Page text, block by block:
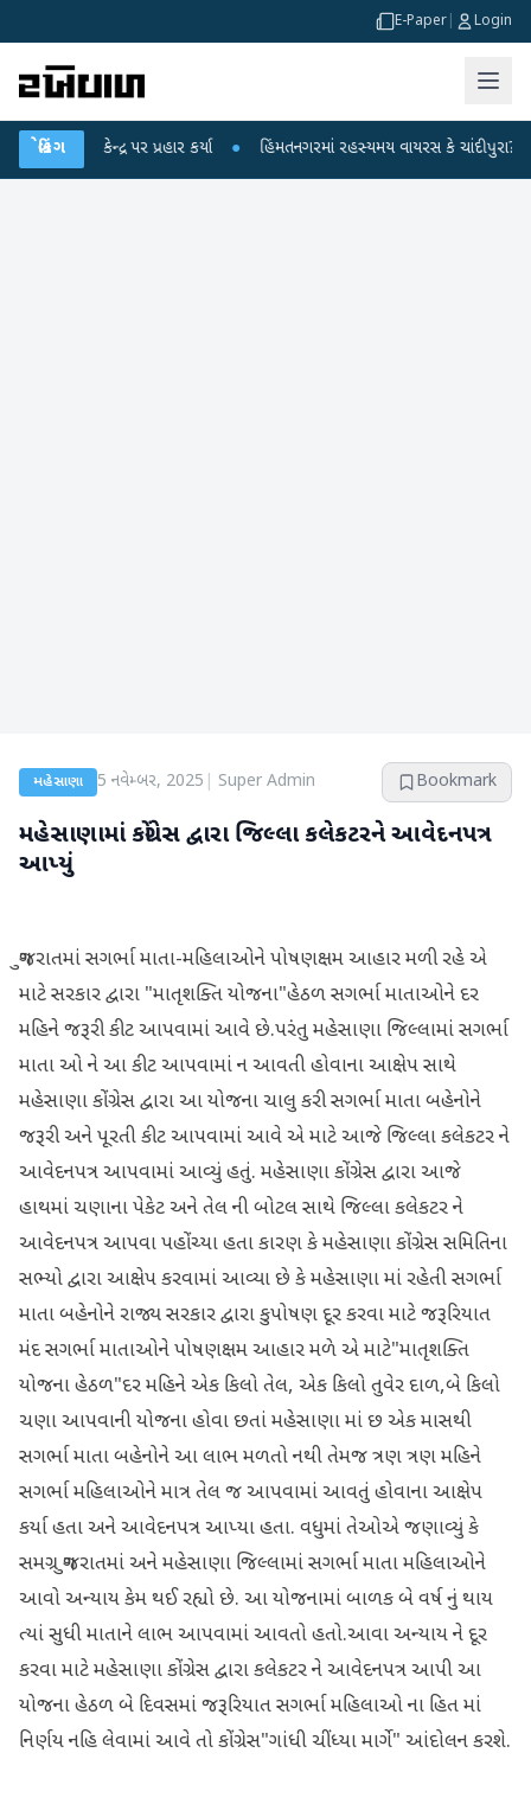
E-Paper Login
બ્રેકિંગ
કેન્દ્ર પર પ્રહાર કર્યા ● હિંમતનગરમાં રહસ્યમય વાયરસ કે ચાંદીપુરા? 6 બાળકોના
મહેસાણા 5 નવેમ્બર, 2025 Super Admin Bookmark
મહેસાણામાં કોંગ્રેસ દ્વારા જિલ્લા કલેકટરને આવેદનપત્ર
આપ્યું
ગુજરાતમાં સગર્ભા માતા-મહિલાઓને પોષણક્ષમ આહાર મળી રહે એ
માટે સરકાર દ્વારા "માતૃશક્તિ યોજના"હેઠળ સગર્ભા માતાઓને દર
મહિને જરૂરી કીટ આપવામાં આવે છે.પરંતુ મહેસાણા જિલ્લામાં સગર્ભા
માતા ઓ ને આ કીટ આપવામાં ન આવતી હોવાના આક્ષેપ સાથે
મહેસાણા કોંગ્રેસ દ્વારા આ યોજના ચાલુ કરી સગર્ભા માતા બહેનોને
જરૂરી અને પૂરતી કીટ આપવામાં આવે એ માટે આજે જિલ્લા કલેકટર ને
આવેદનપત્ર આપવામાં આવ્યું હતું. મહેસાણા કોંગ્રેસ દ્વારા આજે
હાથમાં ચણાના પેકેટ અને તેલ ની બોટલ સાથે જિલ્લા કલેકટર ને
આવેદનપત્ર આપવા પહોંચ્યા હતા કારણ કે મહેસાણા કોંગ્રેસ સમિતિના
સભ્યો દ્વારા આક્ષેપ કરવામાં આવ્યા છે કે મહેસાણા માં રહેતી સગર્ભા
માતા બહેનોને રાજ્ય સરકાર દ્વારા કુપોષણ દૂર કરવા માટે જરૂરિયાત
મંદ સગર્ભા માતાઓને પોષણક્ષમ આહાર મળે એ માટે"માતૃશક્તિ
યોજના હેઠળ"દર મહિને એક કિલો તેલ, એક કિલો તુવેર દાળ,બે કિલો
ચણા આપવાની યોજના હોવા છતાં મહેસાણા માં છ એક માસથી
સગર્ભા માતા બહેનોને આ લાભ મળતો નથી તેમજ ત્રણ ત્રણ મહિને
સગર્ભા મહિલાઓને માત્ર તેલ જ આપવામાં આવતું હોવાના આક્ષેપ
કર્યા હતા અને આવેદનપત્ર આપ્યા હતા. વધુમાં તેઓએ જણાવ્યું કે
સમગ્ર ગુજરાતમાં અને મહેસાણા જિલ્લામાં સગર્ભા માતા મહિલાઓને
આવો અન્યાય કેમ થઈ રહ્યો છે. આ યોજનામાં બાળક બે વર્ષ નું થાય
ત્યાં સુધી માતાને લાભ આપવામાં આવતો હતો.આવા અન્યાય ને દૂર
કરવા માટે મહેસાણા કોંગ્રેસ દ્વારા કલેકટર ને આવેદનપત્ર આપી આ
યોજના હેઠળ બે દિવસમાં જરૂરિયાત સગર્ભા મહિલાઓ ના હિત માં
નિર્ણય નહિ લેવામાં આવે તો કોંગ્રેસ"ગાંધી ચીંધ્યા માર્ગે" આંદોલન કરશે.